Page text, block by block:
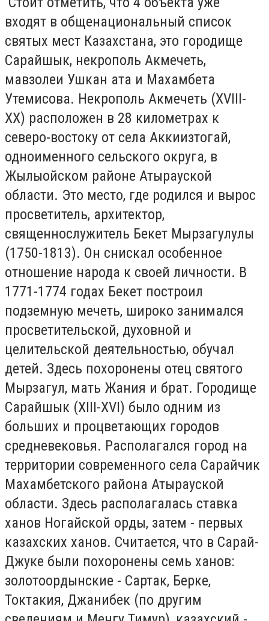
входят в общенациональный список
святых мест Казахстана, это городище
Сарайшык, некрополь Акмечеть,
мавзолеи Ушкан ата и Махамбета
Утемисова. Некрополь Акмечеть (XVIII-
XX) расположен в 28 километрах к
северо-востоку от села Аккиизтогай,
одноименного сельского округа, в
Жылыойском районе Атырауской
области. Это место, где родился и вырос
просветитель, архитектор,
священнослужитель Бекет Мырзагулулы
(1750-1813). Он снискал особенное
отношение народа к своей личности. В
1771-1774 годах Бекет построил
подземную мечеть, широко занимался
просветительской, духовной и
целительской деятельностью, обучал
детей. Здесь похоронены отец святого
Мырзагул, мать Жания и брат. Городище
Сарайшык (XIII-XVI) было одним из
больших и процветающих городов
средневековья. Располагался город на
территории современного села Сарайчик
Махамбетского района Атырауской
области. Здесь располагалась ставка
ханов Ногайской орды, затем - первых
казахских ханов. Считается, что в Сарай-
Джуке были похоронены семь ханов:
золотоордынские - Сартак, Берке,
Токтакия, Джанибек (по другим